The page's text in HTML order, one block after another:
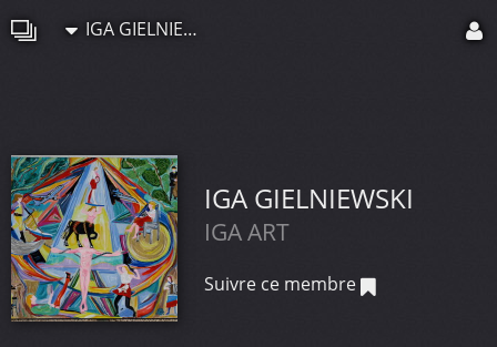
IGA GIELNIEWSKI
IGA GIELNIEWSKI
IGA ART
Suivre ce membre